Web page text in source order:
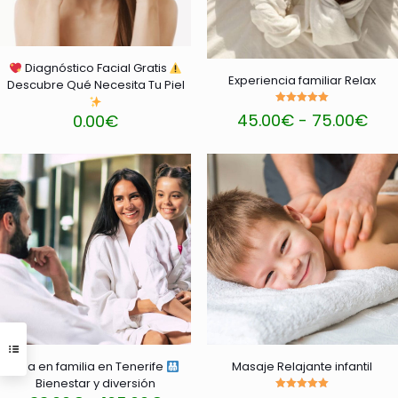
elegir
en
la
página
de
producto
elegir
en
la
página
de
producto
Diagnóstico Facial Gratis
Descubre Qué Necesita Tu Piel
0.00€
producto
tiene
múltiples
variantes.
Las
opciones
se
pueden
elegir
en
la
página
de
producto
Experiencia familiar Relax
con
45.00€ - 75.00€
producto
tiene
múltiples
variantes.
Las
opciones
se
pueden
elegir
en
la
página
de
producto
Spa en familia en Tenerife
Bienestar y diversión
Masaje Relajante infantil